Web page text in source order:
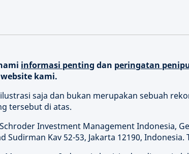
informasi penting dan peringatan
kami.
saja dan bukan merupakan sebuah
tersebut di atas.
Investment Management Indonesia,
Sudirman Kav 52-53, Jakarta 12190, Indonesia.